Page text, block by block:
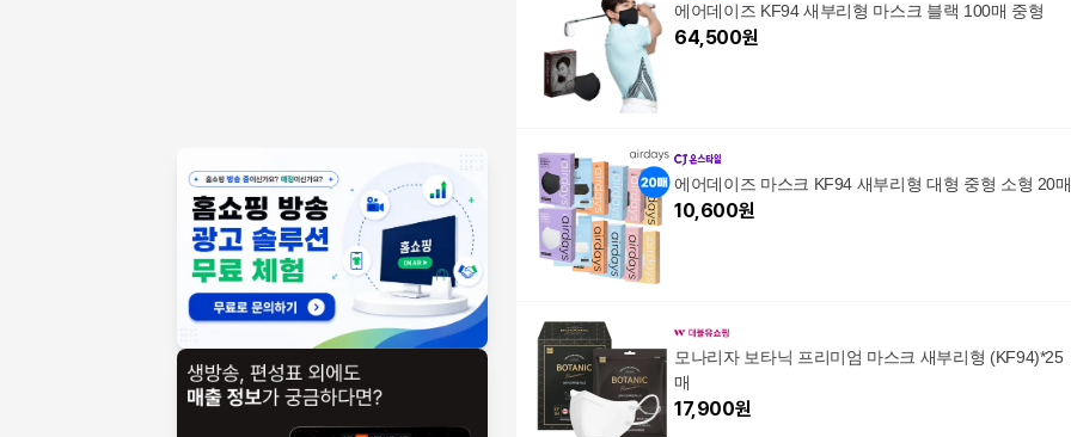
에어데이즈 KF94 새부리형 마스크 블랙 100매 중형
64,500원
에어데이즈 마스크 KF94 새부리형 대형 중형 소형 20매
10,600원
모나리자 보타닉 프리미엄 마스크 새부리형 (KF94)*25
매
17,900원